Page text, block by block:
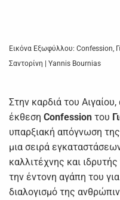
Εικόνα Εξωφύλλου: Confession,
Σαντορίνη | Yannis Bournias
Στην καρδιά του
έκθεση Confession του
υπαρξιακή απόγνωση
μια σειρά
καλλιτέχνης και
την έντονη αγάπη του
διαλογισμό της